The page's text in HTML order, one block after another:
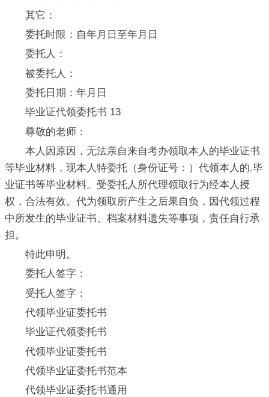
其它：
委托时限：自年月日至年月日
委托人：
被委托人：
委托日期：年月日
毕业证代领委托书 13
尊敬的老师：
本人因原因，无法亲自来自考办领取本人的毕业证书
等毕业材料，现本人特委托（身份证号：）代领本人的.毕
业证书等毕业材料。受委托人所代理领取行为经本人授
权，合法有效。代为领取所产生之后果自负，因代领过程
中所发生的毕业证书、档案材料遗失等事项，责任自行承
担。
特此申明。
委托人签字：
受托人签字：
代领毕业证委托书
毕业证代领委托书
代领毕业证委托书
代领毕业证委托书范本
代领毕业证委托书通用